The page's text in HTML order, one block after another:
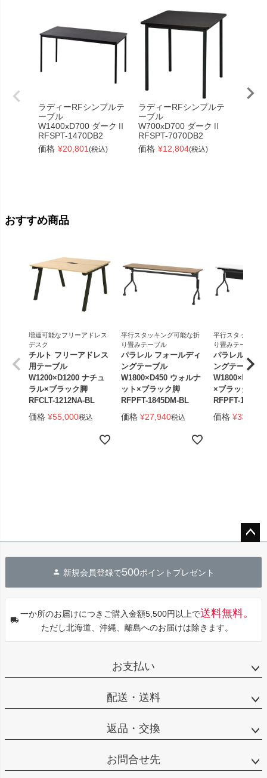
ラディーRFシンプルテ
ーブル
W1400xD700 ダークⅡ
RFSPT-1470DB2
価格 ¥20,801 (税込)
ラディーRFシンプルテ
ーブル
W700xD700 ダークⅡ
RFSPT-7070DB2
価格 ¥12,804(税込)
おすすめ商品
増連可能なフリーアドレス
デスク
チルト フリーアドレス
用テーブル
W1200×D1200 ナチュ
ラル×ブラック脚
RFCLT-1212NA-BL
価格 ¥55,000税込
平行スタッキング可能な折
り畳みテーブル
パラレル フォールディ
ングテーブル
W1800×D450 ウォルナ
ット×ブラック脚
RFPFT-1845DM-BL
価格 ¥27,940税込
平行スタッキン
り畳みテーブル
パラレル フォ
ングテーブル
W1800×D450
×ブラック脚
RFPFT-
価格 ¥33,440
へ
新規会員登録で500ポイントプレゼント
一か所のお届けにつきご購入金額5,500円以上で送料無料。
ただし北海道、沖縄、離島へのお届けは除きます。
お支払い
配送・送料
返品・交換
お問合せ先